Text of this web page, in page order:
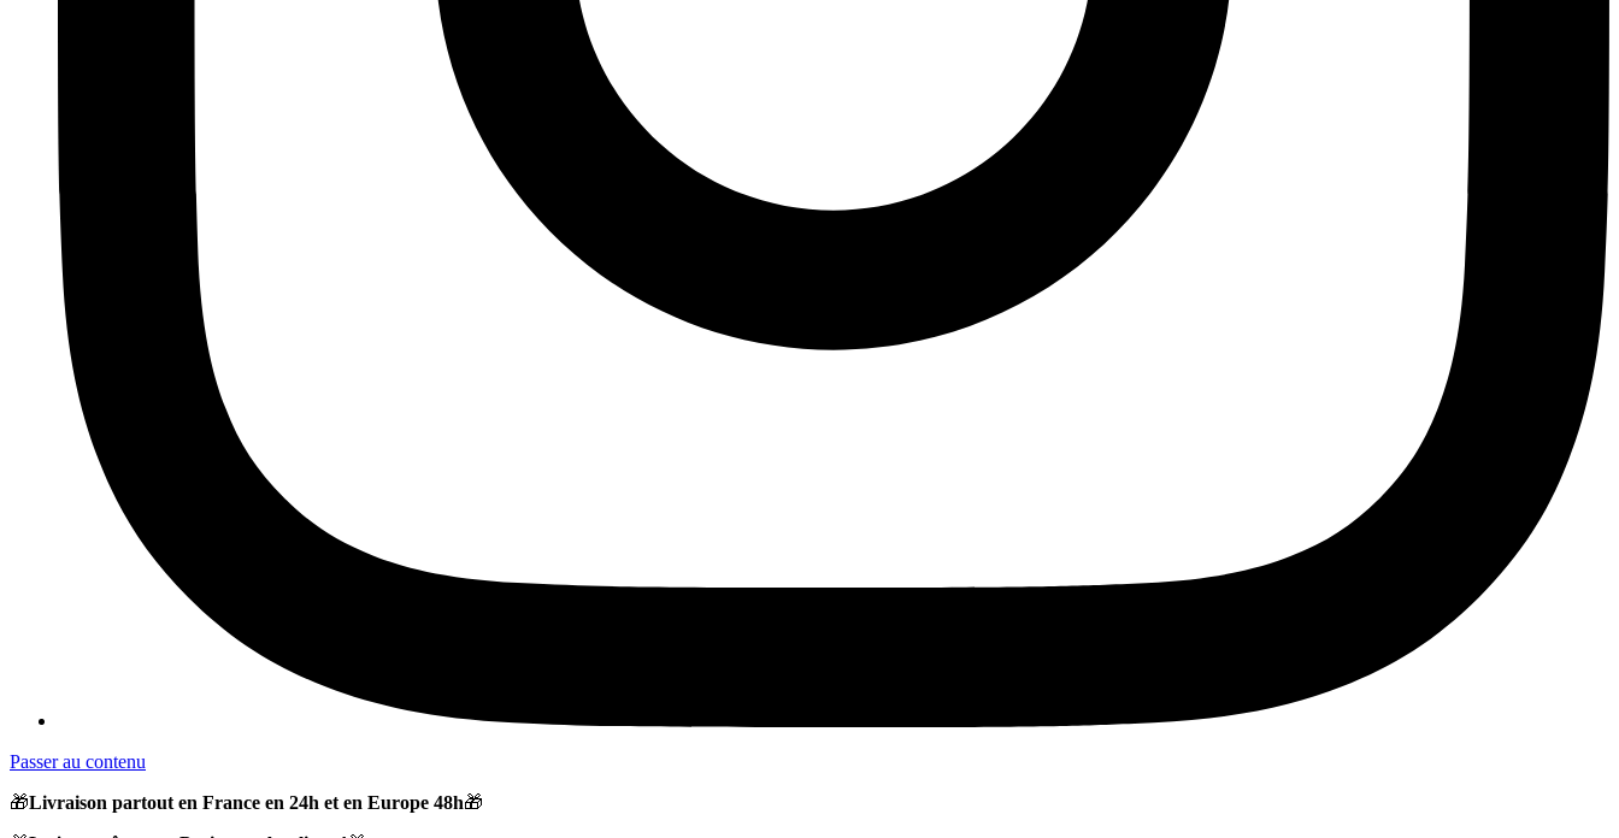
Passer au contenu
🎁Livraison partout en France en 24h et en Europe 48h🎁